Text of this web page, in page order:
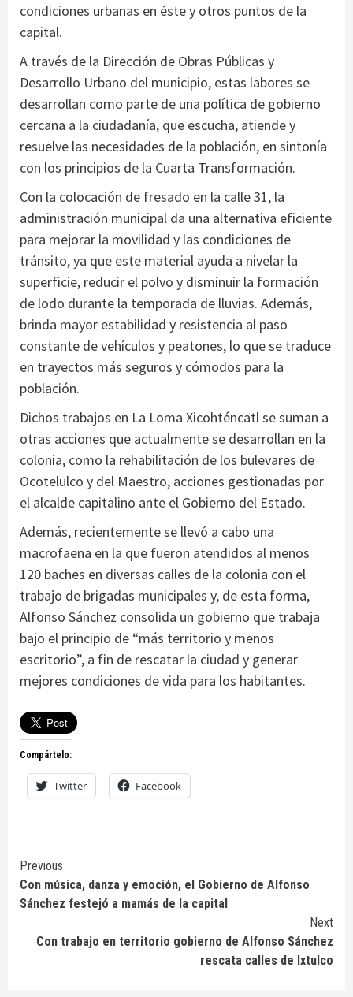
condiciones urbanas en éste y otros puntos de la
capital.
A través de la Dirección de Obras Públicas y
Desarrollo Urbano del municipio, estas labores se
desarrollan como parte de una política de gobierno
cercana a la ciudadanía, que escucha, atiende y
resuelve las necesidades de la población, en sintonía
con los principios de la Cuarta Transformación.
Con la colocación de fresado en la calle 31, la
administración municipal da una alternativa eficiente
para mejorar la movilidad y las condiciones de
tránsito, ya que este material ayuda a nivelar la
superficie, reducir el polvo y disminuir la formación
de lodo durante la temporada de lluvias. Además,
brinda mayor estabilidad y resistencia al paso
constante de vehículos y peatones, lo que se traduce
en trayectos más seguros y cómodos para la
población.
Dichos trabajos en La Loma Xicohténcatl se suman a
otras acciones que actualmente se desarrollan en la
colonia, como la rehabilitación de los bulevares de
Ocotelulco y del Maestro, acciones gestionadas por
el alcalde capitalino ante el Gobierno del Estado.
Además, recientemente se llevó a cabo una
macrofaena en la que fueron atendidos al menos
120 baches en diversas calles de la colonia con el
trabajo de brigadas municipales y, de esta forma,
Alfonso Sánchez consolida un gobierno que trabaja
bajo el principio de “más territorio y menos
escritorio”, a fin de rescatar la ciudad y generar
mejores condiciones de vida para los habitantes.
Compártelo:
Twitter Facebook
Continue
Reading
Previous
Con música, danza y emoción, el Gobierno de Alfonso
Sánchez festejó a mamás de la capital
Next
Con trabajo en territorio gobierno de Alfonso Sánchez
rescata calles de Ixtulco